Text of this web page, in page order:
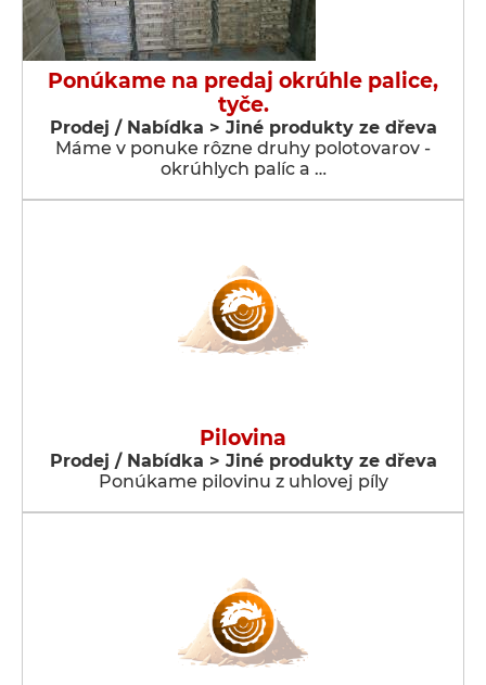
Ponúkame na predaj okrúhle palice,
tyče.
Prodej / Nabídka > Jiné produkty ze dřeva
Máme v ponuke rôzne druhy polotovarov -
okrúhlych palíc a …
Pilovina
Prodej / Nabídka > Jiné produkty ze dřeva
Ponúkame pilovinu z uhlovej píly